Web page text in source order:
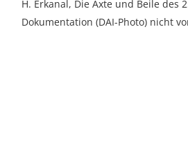
H. Erkanal, Die Äxte und Beile des
Dokumentation (DAI-Photo) nicht